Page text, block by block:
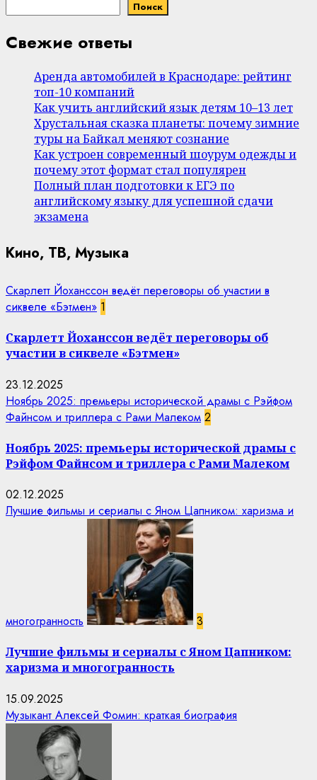
Поиск
Свежие ответы
Аренда автомобилей в Краснодаре: рейтинг
топ-10 компаний
Как учить английский язык детям 10–13 лет
Хрустальная сказка планеты: почему зимние
туры на Байкал меняют сознание
Как устроен современный шоурум одежды и
почему этот формат стал популярен
Полный план подготовки к ЕГЭ по
английскому языку для успешной сдачи
экзамена
Кино, ТВ, Музыка
Скарлетт Йоханссон ведёт переговоры об участии в
сиквеле «Бэтмен» 1
Скарлетт Йоханссон ведёт переговоры об
участии в сиквеле «Бэтмен»
23.12.2025
Ноябрь 2025: премьеры исторической драмы с Рэйфом
Файнсом и триллера с Рами Малеком 2
Ноябрь 2025: премьеры исторической драмы с
Рэйфом Файнсом и триллера с Рами Малеком
02.12.2025
Лучшие фильмы и сериалы с Яном Цапником: харизма и
многогранность 3
Лучшие фильмы и сериалы с Яном Цапником:
харизма и многогранность
15.09.2025
Музыкант Алексей Фомин: краткая биография